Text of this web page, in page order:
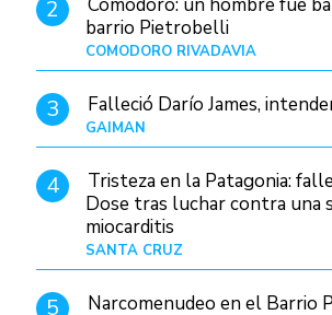
2
barrio Pietrobelli
COMODORO RIVADAVIA
3 Falleció Darío James,
GAIMAN
4
Tristeza en la Patagonia:
Dose tras luchar contra una
miocarditis
SANTA CRUZ
5
Narcomenudeo en el Barrio